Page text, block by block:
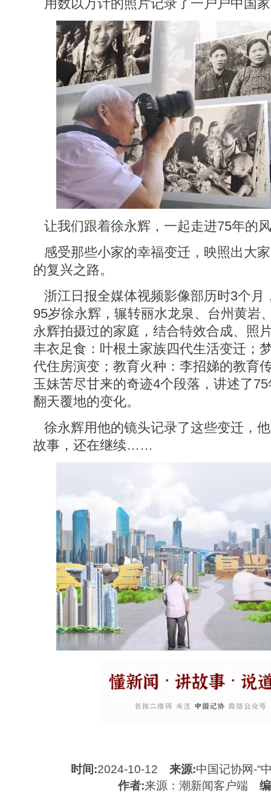
用数以万计的照片记录了一户户中国
让我们跟着徐永辉，一起走进75年的
感受那些小家的幸福变迁，映照出大
的复兴之路。
浙江日报全媒体视频影像部历时3个月
95岁徐永辉，辗转丽水龙泉、台州黄岩
永辉拍摄过的家庭，结合特效合成、照
丰衣足食：叶根土家族四代生活变迁；
代住房演变；教育火种：李招娣的教育
玉妹苦尽甘来的奇迹4个段落，讲述了
翻天覆地的变化。
徐永辉用他的镜头记录了这些变迁，
故事，还在继续……
时间:2024-10-12 来源:中国记协网-“
作者:来源：潮新闻客户端